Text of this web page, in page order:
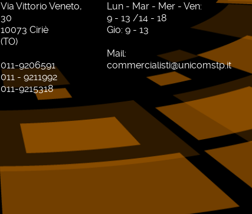
Via Vittorio Veneto,
30
10073 Ciriè
(TO)
011-9206591
011 - 9211992
011-9215318
Lun - Mar - Mer - Ven:
9 - 13 /14 - 18
Gio: 9 - 13
Mail:
commercialisti@unicomstp.it